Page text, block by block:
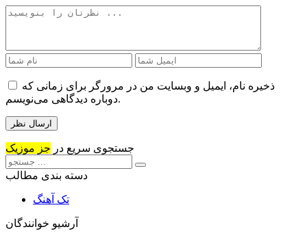
ذخیره نام، ایمیل و وبسایت من در مرورگر برای زمانی که
دوباره دیدگاهی می‌نویسم.
جستجوی سریع در جز موزیک
دسته بندی مطالب
تک آهنگ
آرشیو خوانندگان